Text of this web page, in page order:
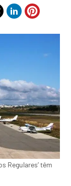
Regulares’ têm